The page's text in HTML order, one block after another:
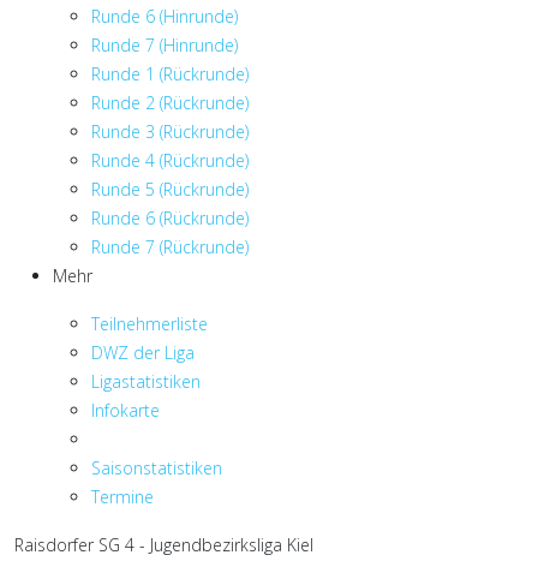
Runde 6 (Hinrunde)
Runde 7 (Hinrunde)
Runde 1 (Rückrunde)
Runde 2 (Rückrunde)
Runde 3 (Rückrunde)
Runde 4 (Rückrunde)
Runde 5 (Rückrunde)
Runde 6 (Rückrunde)
Runde 7 (Rückrunde)
Mehr
Teilnehmerliste
DWZ der Liga
Ligastatistiken
Infokarte
Saisonstatistiken
Termine
Raisdorfer SG 4 - Jugendbezirksliga Kiel